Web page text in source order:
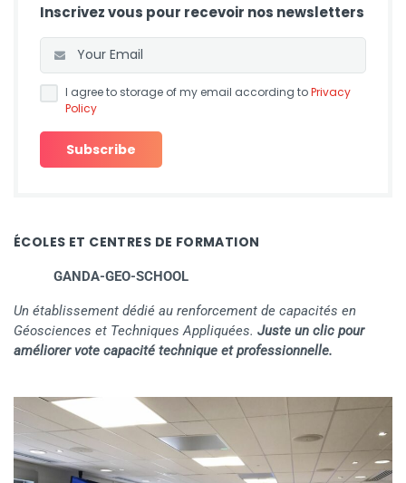
Inscrivez vous pour recevoir nos newsletters
I agree to storage of my email according toPrivacy
Policy
ÉCOLES ET CENTRES DE FORMATION
GANDA-GEO-SCHOOL
Un établissement dédié au renforcement de capacités en
Géosciences et Techniques Appliquées. Juste un clic pour
améliorer vote capacité technique et professionnelle.